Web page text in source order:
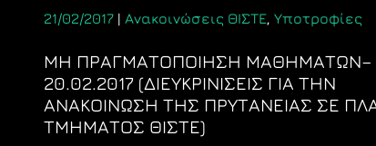
21/02/2017 | Ανακοινώσεις ΘΙΣΤΕ, Υποτροφίες
ΜΗ ΠΡΑΓΜΑΤΟΠΟΙΗΣΗ ΜΑΘΗΜΑΤΩΝ–
20.02.2017 (ΔΙΕΥΚΡΙΝΙΣΕΙΣ ΓΙΑ ΤΗΝ
ΑΝΑΚΟΙΝΩΣΗ ΤΗΣ ΠΡΥΤΑΝΕΙΑΣ ΣΕ
ΤΜΗΜΑΤΟΣ ΘΙΣΤΕ)